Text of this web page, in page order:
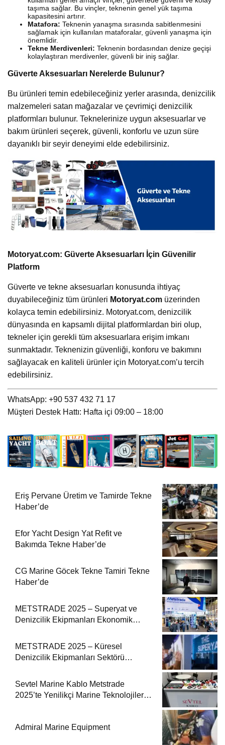
taşıma sağlar. Bu vinçler, teknenin genel yük taşıma
kapasitesini artırır.
Matafora: Teknenin yanaşma sırasında sabitlenmesini
sağlamak için kullanılan mataforalar, güvenli yanaşma için
önemlidir.
Tekne Merdivenleri: Teknenin bordasından denize geçişi
kolaylaştıran merdivenler, güvenli bir iniş sağlar.
Güverte Aksesuarları Nerelerde Bulunur?
Bu ürünleri temin edebileceğiniz yerler arasında, denizcilik
malzemeleri satan mağazalar ve çevrimiçi denizcilik
platformları bulunur. Teknelerinize uygun aksesuarlar ve
bakım ürünleri seçerek, güvenli, konforlu ve uzun süre
dayanıklı bir seyir deneyimi elde edebilirsiniz.
Motoryat.com: Güverte Aksesuarları İçin Güvenilir
Platform
Güverte ve tekne aksesuarları konusunda ihtiyaç
duyabileceğiniz tüm ürünleri Motoryat.com üzerinden
kolayca temin edebilirsiniz. Motoryat.com, denizcilik
dünyasında en kapsamlı dijital platformlardan biri olup,
tekneler için gerekli tüm aksesuarlara erişim imkanı
sunmaktadır. Teknenizin güvenliği, konforu ve bakımını
sağlayacak en kaliteli ürünler için Motoryat.com’u tercih
edebilirsiniz.
WhatsApp: +90 537 432 71 17
Müşteri Destek Hattı: Hafta içi 09:00 – 18:00
Eriş Pervane Üretim ve Tamirde Tekne
Haber’de
Efor Yacht Design Yat Refit ve
Bakımda Tekne Haber’de
CG Marine Göcek Tekne Tamiri Tekne
Haber’de
METSTRADE 2025 – Superyat ve
Denizcilik Ekipmanları Ekonomik
METSTRADE 2025 – Küresel
Denizcilik Ekipmanları Sektörü
Sevtel Marine Kablo Metstrade
2025’te Yenilikçi Marine Teknolojilerini
Admiral Marine Equipment